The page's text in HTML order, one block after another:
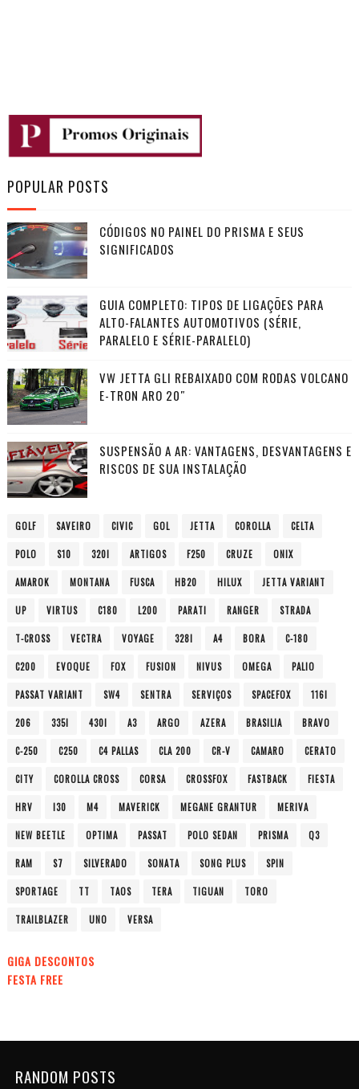
POPULAR POSTS
CÓDIGOS NO PAINEL DO PRISMA E SEUS
SIGNIFICADOS
GUIA COMPLETO: TIPOS DE LIGAÇÕES PARA
ALTO-FALANTES AUTOMOTIVOS (SÉRIE,
PARALELO E SÉRIE-PARALELO)
VW JETTA GLI REBAIXADO COM RODAS VOLCANO
E-TRON ARO 20″
SUSPENSÃO A AR: VANTAGENS, DESVANTAGENS E
RISCOS DE SUA INSTALAÇÃO
GOLF SAVEIRO CIVIC GOL JETTA COROLLA CELTA
POLO S10 320I ARTIGOS F250 CRUZE ONIX
AMAROK MONTANA FUSCA HB20 HILUX JETTA VARIANT
UP VIRTUS C180 L200 PARATI RANGER STRADA
T-CROSS VECTRA VOYAGE 328I A4 BORA C-180
C200 EVOQUE FOX FUSION NIVUS OMEGA PALIO
PASSAT VARIANT SW4 SENTRA SERVIÇOS SPACEFOX 116I
206 335I 430I A3 ARGO AZERA BRASILIA BRAVO
C-250 C250 C4 PALLAS CLA 200 CR-V CAMARO CERATO
CITY COROLLA CROSS CORSA CROSSFOX FASTBACK FIESTA
HRV I30 M4 MAVERICK MEGANE GRANTUR MERIVA
NEW BEETLE OPTIMA PASSAT POLO SEDAN PRISMA Q3
RAM S7 SILVERADO SONATA SONG PLUS SPIN
SPORTAGE TT TAOS TERA TIGUAN TORO
TRAILBLAZER UNO VERSA
GIGA DESCONTOS
FESTA FREE
RANDOM POSTS